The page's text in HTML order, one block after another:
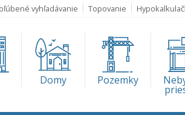
vyhľadávanie Topovanie
Domy Pozemky